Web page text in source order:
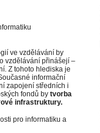
ve vzdělávání by
vzdělávání přinášejí –
Z tohoto hlediska je
informační
zapojení středních i
fondů by tvorba
infrastruktury.
pro informatiku a